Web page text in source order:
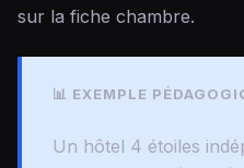
sur la fiche chambre.
📊 EXEMPLE
Un hôtel 4 étoiles